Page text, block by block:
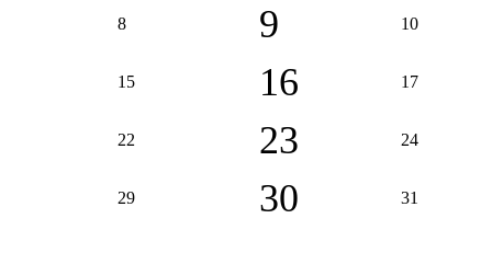
8 9 10
15 16 17
22 23 24
29 30 31